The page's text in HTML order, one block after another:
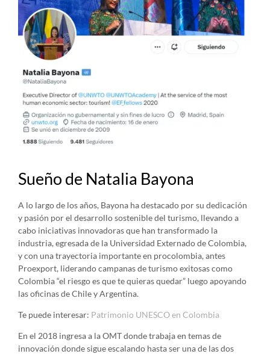
Sueño de Natalia Bayona
A lo largo de los años, Bayona ha destacado por su dedicación
y pasión por el desarrollo sostenible del turismo, llevando a
cabo iniciativas innovadoras que han transformado la
industria, egresada de la Universidad Externado de Colombia,
y con una trayectoria importante en procolombia, antes
Proexport, liderando campanas de turismo exitosas como
Colombia “el riesgo es que te quieras quedar” luego apoyando
las oficinas de Chile y Argentina.
Te puede interesar: Patrimonio UNESCO en Colombia
En el 2018 ingresa a la OMT donde trabaja en temas de
innovación donde sigue escalando hasta ser una de las dos